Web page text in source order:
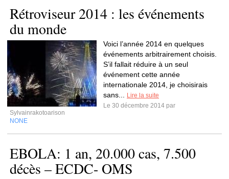
Rétroviseur 2014 : les événements
du monde
Voici l’année 2014 en quelques
événements arbitrairement choisis.
S’il fallait réduire à un seul
événement cette année
internationale 2014, je choisirais
sans...
Lire la suite
Le 30 décembre 2014 par
Sylvainrakotoarison
NONE
EBOLA: 1 an, 20.000 cas, 7.500
décès – ECDC- OMS